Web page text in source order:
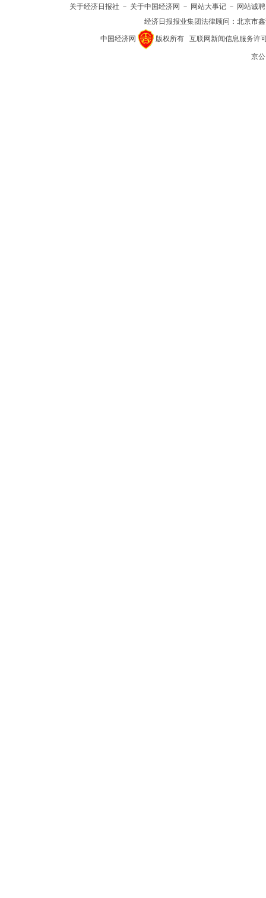
关于经济日报社 － 关于中国经济网 － 网站大事记 － 网站诚聘
经济日报报业集团法律顾问： 北京市
中国经济网 版权所有 互联网新闻信息服务许
京